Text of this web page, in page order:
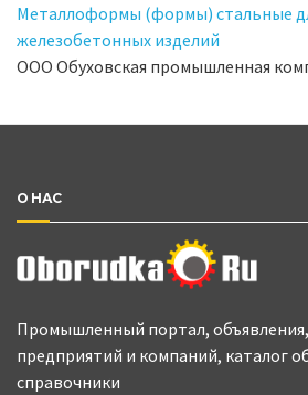
Металлоформы (формы) стальные
железобетонных изделий
ООО Обуховская промышленная
О НАС
Промышленный портал,
предприятий и компаний, каталог
справочники